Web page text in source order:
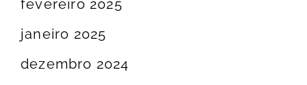
fevereiro 2025
janeiro 2025
dezembro 2024